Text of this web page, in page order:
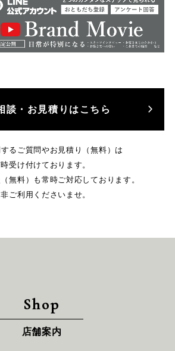
談・お見積りはこちら
るご質問やお見積り（無料）は
受け付けております。
無料）も常時ご対応しております。
ご利用くださいませ。
Shop
店舗案内